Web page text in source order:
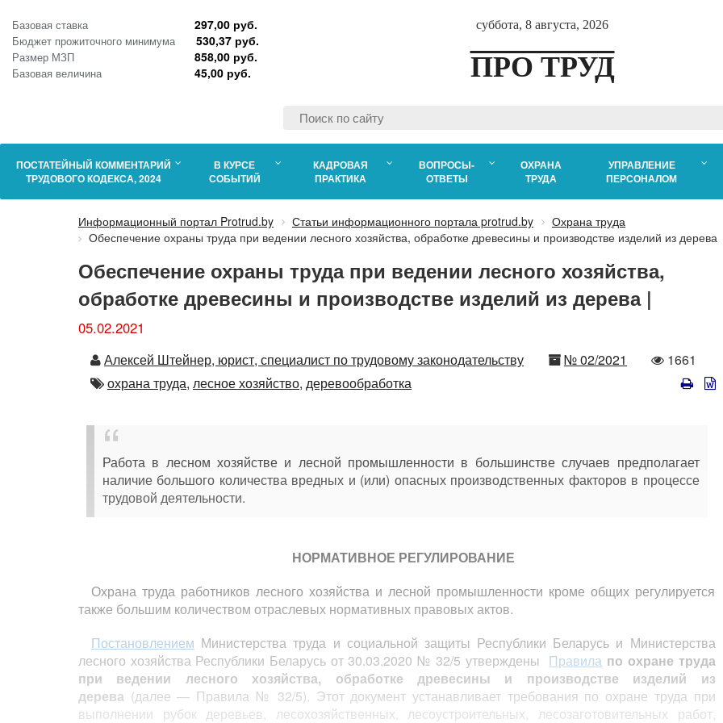
Базовая ставка 297,00 руб.
Бюджет прожиточного минимума 530,37 руб.
Размер МЗП 858,00 руб.
Базовая величина 45,00 руб.
суббота, 8 августа, 2026
ПРО ТРУД
ПОСТАТЕЙНЫЙ КОММЕНТАРИЙ
ТРУДОВОГО КОДЕКСА, 2024
В КУРСЕ
СОБЫТИЙ
КАДРОВАЯ
ПРАКТИКА
ВОПРОСЫ-
ОТВЕТЫ
ОХРАНА
ТРУДА
УПРАВЛЕНИЕ
ПЕРСОНАЛОМ
Информационный портал Protrud.by Статьи информационного портала protrud.by
Охрана труда
Обеспечение охраны труда при ведении лесного хозяйства, обработке древесины и производстве изделий из дерева
Обеспечение охраны труда при ведении лесного хозяйства,
обработке древесины и производстве изделий из дерева |
05.02.2021
Автор
Алексей Штейнер, юрист, специалист по трудовому законодательству Номер
№ 02/2021
1661
Автор
охрана труда, лесное хозяйство, деревообработка
Работа в лесном хозяйстве и лесной промышленности в большинстве случаев предполагает
наличие большого количества вредных и (или) опасных производственных факторов в процессе
трудовой деятельности.
НОРМАТИВНОЕ РЕГУЛИРОВАНИЕ
Охрана труда работников лесного хозяйства и лесной промышленности кроме общих регулируется
также большим количеством отраслевых нормативных правовых актов.
Постановлением Министерства труда и социальной защиты Республики Беларусь и Министерства
лесного хозяйства Республики Беларусь от 30.03.2020 № 32/5 утверждены Правила по охране труда
при ведении лесного хозяйства, обработке древесины и производстве изделий из
дерева (далее — Правила № 32/5). Этот документ устанавливает требования по охране труда при
выполнении рубок деревьев, лесохозяйственных, лесоустроительных, лесозаготовительных работ,